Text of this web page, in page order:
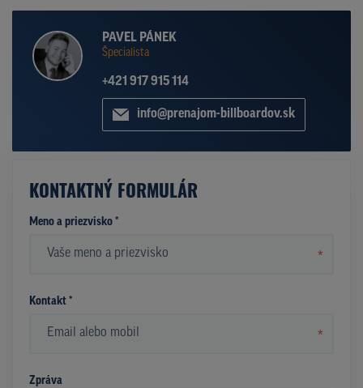
PAVEL PÁNEK
Špecialista
+421 917 915 114
info@prenajom-billboardov.sk
KONTAKTNÝ FORMULÁR
Meno a priezvisko *
*
Kontakt *
*
Zpráva